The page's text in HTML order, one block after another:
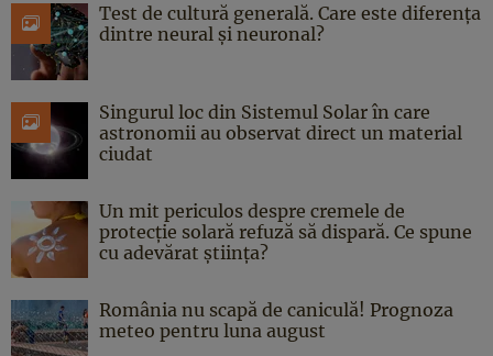
Test de cultură generală. Care este diferența
dintre neural și neuronal?
Singurul loc din Sistemul Solar în care
astronomii au observat direct un material
ciudat
Un mit periculos despre cremele de
protecție solară refuză să dispară. Ce spune
cu adevărat știința?
România nu scapă de caniculă! Prognoza
meteo pentru luna august